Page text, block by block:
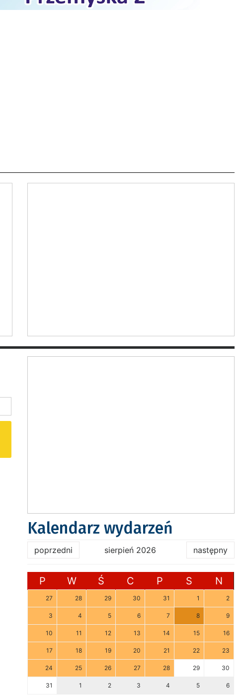
Kalendarz wydarzeń
poprzedni sierpień 2026 następny
P W Ś C P S N
27 28 29 30 31 1 2
3 4 5 6 7 8 9
10 11 12 13 14 15 16
17 18 19 20 21 22 23
24 25 26 27 28 29 30
31 1 2 3 4 5 6